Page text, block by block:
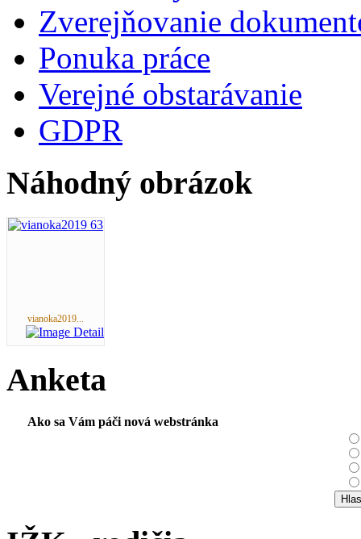
Zverejňovanie
Ponuka práce
Verejné obstarávanie
GDPR
Náhodný obrázok
vianoka2019...
Anketa
Ako sa Vám páči nová webstránka